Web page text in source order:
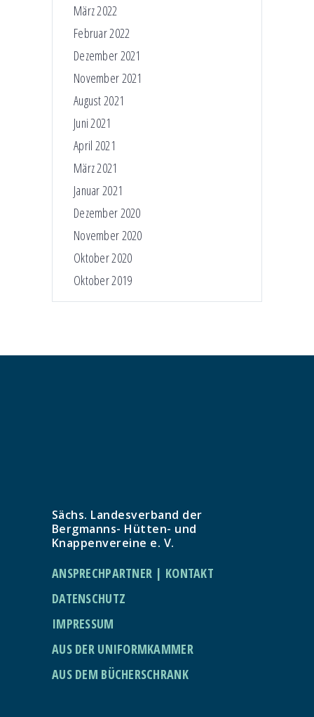
März 2022
Februar 2022
Dezember 2021
November 2021
August 2021
Juni 2021
April 2021
März 2021
Januar 2021
Dezember 2020
November 2020
Oktober 2020
Oktober 2019
Sächs. Landesverband der
Bergmanns- Hütten- und
Knappenvereine e. V.
ANSPRECHPARTNER | KONTAKT
DATENSCHUTZ
IMPRESSUM
AUS DER UNIFORMKAMMER
AUS DEM BÜCHERSCHRANK